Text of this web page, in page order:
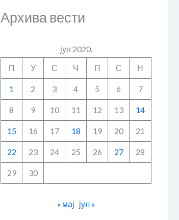
Архива вести
јун 2020.
П
У С Ч П С Н
1 2 3 4 5 6 7
8 9 10 11 12 13 14
15 16 17 18 19 20 21
22 23 24 25 26 27 28
29 30
« мај јул »